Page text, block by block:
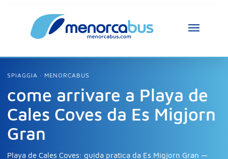
SPIAGGIA · MENORCABUS
come arrivare a Playa de
Cales Coves da Es Migjorn
Gran
Playa de Cales Coves: guida pratica da Es Migjorn Gran —
MenorcaBus Assistant
Ciao, sono l’assistente di MenorcaBus. Come
posso aiutarti?